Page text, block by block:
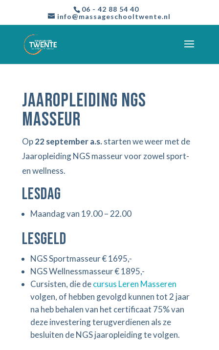
06 - 42 88 54 40
info@massageschooltwente.nl
Jaaropleiding NGS
masseur
Op22 september a.s.starten we weer met de
Jaaropleiding NGS masseur voor zowel sport-
en wellness.
Lesdag
Maandag van 19.00 – 22.00
Lesgeld
NGS Sportmasseur € 1695,-
NGS Wellnessmasseur € 1895,-
Cursisten, die decursus Leren Masseren
volgen, of hebben gevolgd kunnen tot 2 jaar
na heb behalen van het certificaat 75% van
deze investering terugverdienen als ze
besluiten de NGS jaaropleiding te volgen.